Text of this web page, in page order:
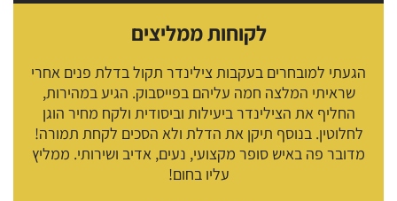
לקוחות ממליצים
הגעתי למובחרים בעקבות צילינדר תקול בדלת פנים אחרי
שראיתי המלצה חמה עליהם בפייסבוק. הגיע במהירות,
החליף את הצילינדר ביעילות וביסודית ולקח מחיר הוגן
לחלוטין. בנוסף תיקן את הדלת ולא הסכים לקחת תמורה!
מדובר פה באיש סופר מקצועי, נעים, אדיב ושירותי. ממליץ
עליו בחום!